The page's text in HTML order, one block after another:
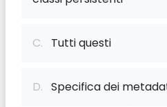
C. Tutti questi
D. Specifica dei